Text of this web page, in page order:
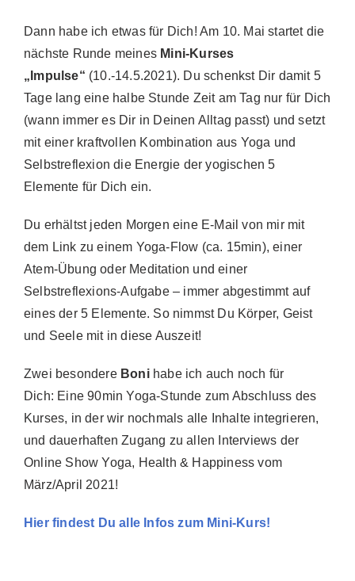
Dann habe ich etwas für Dich! Am 10. Mai startet die
nächste Runde meines Mini-Kurses
„Impulse“ (10.-14.5.2021). Du schenkst Dir damit 5
Tage lang eine halbe Stunde Zeit am Tag nur für Dich
(wann immer es Dir in Deinen Alltag passt) und setzt
mit einer kraftvollen Kombination aus Yoga und
Selbstreflexion die Energie der yogischen 5
Elemente für Dich ein.
Du erhältst jeden Morgen eine E-Mail von mir mit
dem Link zu einem Yoga-Flow (ca. 15min), einer
Atem-Übung oder Meditation und einer
Selbstreflexions-Aufgabe – immer abgestimmt auf
eines der 5 Elemente. So nimmst Du Körper, Geist
und Seele mit in diese Auszeit!
Zwei besondere Boni habe ich auch noch für
Dich: Eine 90min Yoga-Stunde zum Abschluss des
Kurses, in der wir nochmals alle Inhalte integrieren,
und dauerhaften Zugang zu allen Interviews der
Online Show Yoga, Health & Happiness vom
März/April 2021!
Hier findest Du alle Infos zum Mini-Kurs!